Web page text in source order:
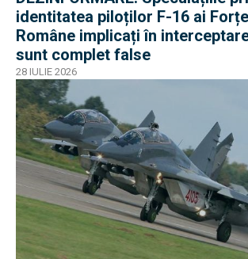
identitatea piloților F-16 ai
Române implicați în
sunt complet false
28 IULIE 2026